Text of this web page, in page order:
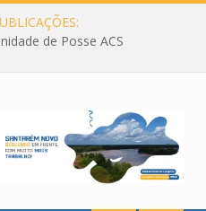
de Posse ACS